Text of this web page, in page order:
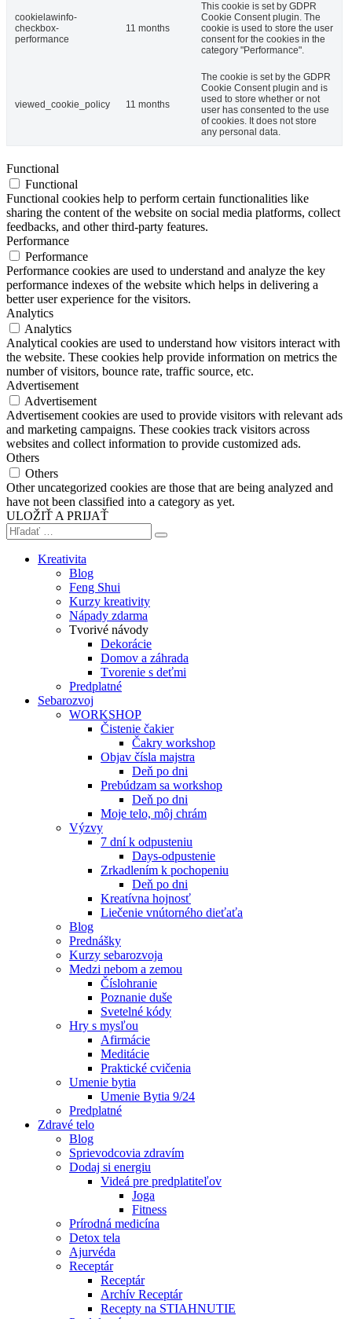
cookielawinfo-
checkbox-
performance
11 months
This cookie is set by GDPR
Cookie Consent plugin. The
cookie is used to store the user
consent for the cookies in the
category "Performance".
viewed_cookie_policy 11 months
The cookie is set by the GDPR
Cookie Consent plugin and is
used to store whether or not
user has consented to the use
of cookies. It does not store
any personal data.
Functional
Functional
Functional cookies help to perform certain functionalities like
sharing the content of the website on social media platforms, collect
feedbacks, and other third-party features.
Performance
Performance
Performance cookies are used to understand and analyze the key
performance indexes of the website which helps in delivering a
better user experience for the visitors.
Analytics
Analytics
Analytical cookies are used to understand how visitors interact with
the website. These cookies help provide information on metrics the
number of visitors, bounce rate, traffic source, etc.
Advertisement
Advertisement
Advertisement cookies are used to provide visitors with relevant ads
and marketing campaigns. These cookies track visitors across
websites and collect information to provide customized ads.
Others
Others
Other uncategorized cookies are those that are being analyzed and
have not been classified into a category as yet.
ULOŽIŤ A PRIJAŤ
Kreativita
Blog
Feng Shui
Kurzy kreativity
Nápady zdarma
Tvorivé návody
Dekorácie
Domov a záhrada
Tvorenie s deťmi
Predplatné
Sebarozvoj
WORKSHOP
Čistenie čakier
Čakry workshop
Objav čísla majstra
Deň po dni
Prebúdzam sa workshop
Deň po dni
Moje telo, môj chrám
Výzvy
7 dní k odpusteniu
Days-odpustenie
Zrkadlením k pochopeniu
Deň po dni
Kreatívna hojnosť
Liečenie vnútorného dieťaťa
Blog
Prednášky
Kurzy sebarozvoja
Medzi nebom a zemou
Číslohranie
Poznanie duše
Svetelné kódy
Hry s mysľou
Afirmácie
Meditácie
Praktické cvičenia
Umenie bytia
Umenie Bytia 9/24
Predplatné
Zdravé telo
Blog
Sprievodcovia zdravím
Dodaj si energiu
Videá pre predplatiteľov
Joga
Fitness
Prírodná medicína
Detox tela
Ajurvéda
Receptár
Receptár
Archív Receptár
Recepty na STIAHNUTIE